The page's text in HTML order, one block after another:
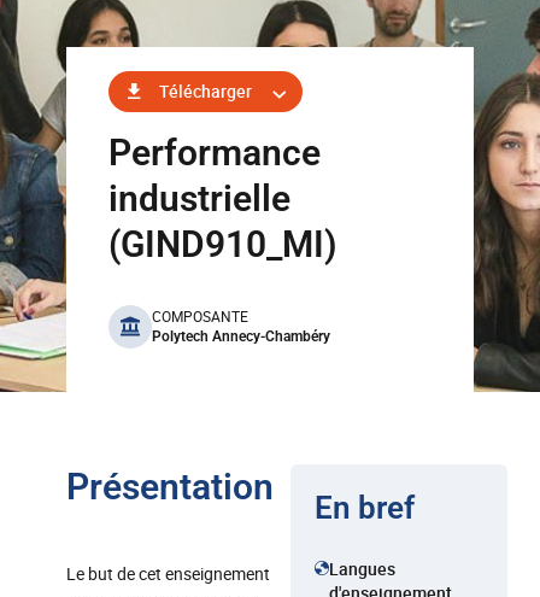
Télécharger
Performance
industrielle
(GIND910_MI)
benefits
COMPOSANTE
Polytech Annecy-Chambéry
Présentation
Le but de cet enseignement
En bref
Langues